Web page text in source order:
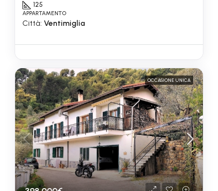
125
APPARTAMENTO
Città: Ventimiglia
OCCASIONE UNICA